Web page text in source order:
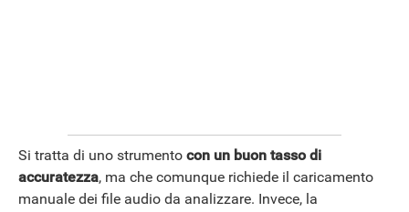
Si tratta di uno strumento con un buon tasso di
accuratezza, ma che comunque richiede il caricamento
manuale dei file audio da analizzare. Invece, la